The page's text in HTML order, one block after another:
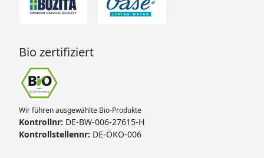
Bio zertifiziert
Wir führen ausgewählte Bio-Produkte
Kontrollnr: DE-BW-006-27615-H
Kontrollstellennr: DE-ÖKO-006